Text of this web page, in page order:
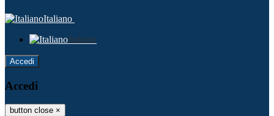
Italiano
Italiano
Accedi
Accedi
button close ×